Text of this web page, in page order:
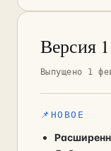
Версия
Выпущено 1
📌 НОВОЕ